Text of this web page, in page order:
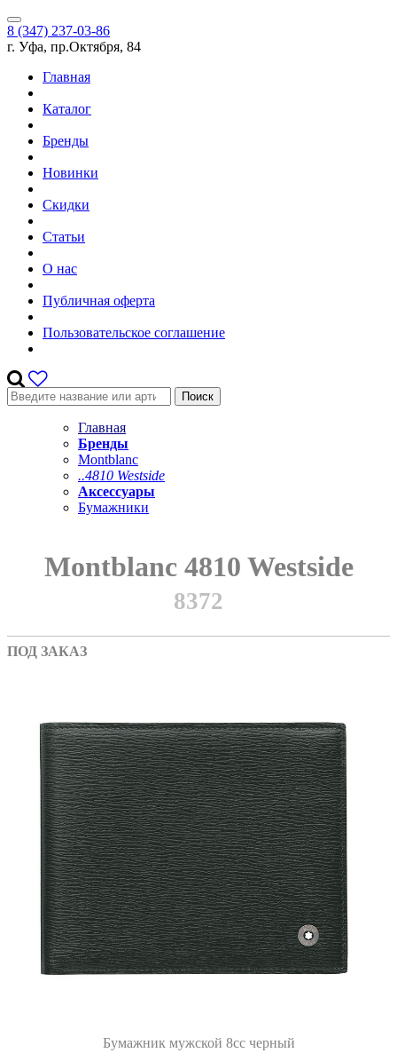
8 (347) 237-03-86
г. Уфа, пр.Октября, 84
Главная
Каталог
Бренды
Новинки
Скидки
Статьи
О нас
Публичная оферта
Пользовательское соглашение
Поиск
Главная
Бренды
Montblanc
..4810 Westside
Аксессуары
Бумажники
Montblanc 4810 Westside
8372
ПОД ЗАКАЗ
Бумажник мужской 8сс черный